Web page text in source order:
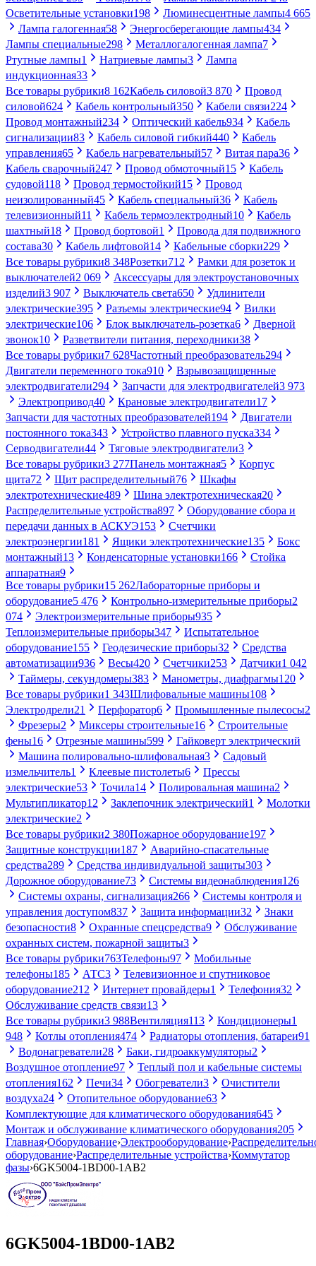
Осветительные установки198 Люминесцентные лампы4 665
Лампа галогенная58 Энергосберегающие лампы434
Лампы специальные298 Металлогалогенная лампа7
Ртутные лампы1 Натриевые лампы3
Лампа
индукционная33
Все товары рубрики8 162Кабель силовой3 870
Провод
силовой624 Кабель контрольный350 Кабели связи224
Провод монтажный234 Оптический кабель934
Кабель
сигнализации83 Кабель силовой гибкий440
Кабель
управления65 Кабель нагревательный57 Витая пара36
Кабель сварочный247 Провод обмоточный15
Кабель
судовой118 Провод термостойкий15
Провод
неизолированный45 Кабель специальный36
Кабель
телевизионный11 Кабель термоэлектродный10
Кабель
шахтный18 Провод бортовой1
Провода для подвижного
состава30 Кабель лифтовой14 Кабельные сборки229
Все товары рубрики8 348Розетки712
Рамки для розеток и
выключателей2 069
Аксессуары для электроустановочных
изделий3 907 Выключатель света650
Удлинители
электрические395 Разъемы электрические94
Вилки
электрические106 Блок выключатель-розетка6
Дверной
звонок10 Разветвители питания, переходники38
Все товары рубрики7 628Частотный преобразователь294
Двигатели переменного тока910
Взрывозащищенные
электродвигатели294 Запчасти для электродвигателей3 973
Электропривод40 Крановые электродвигатели17
Запчасти для частотных преобразователей194
Двигатели
постоянного тока343 Устройство плавного пуска334
Серводвигатели44 Тяговые электродвигатели3
Все товары рубрики3 277Панель монтажная5
Корпус
щита72 Щит распределительный76
Шкафы
электротехнические489 Шина электротехническая20
Распределительные устройства897
Оборудование сбора и
передачи данных в АСКУЭ153
Счетчики
электроэнергии181 Ящики электротехнические135
Бокс
монтажный13 Конденсаторные установки166
Стойка
аппаратная9
Все товары рубрики15 262Лабораторные приборы и
оборудование5 476 Контрольно-измерительные приборы2
074
Электроизмерительные приборы935
Теплоизмерительные приборы347
Испытательное
оборудование155 Геодезические приборы32
Средства
автоматизации936 Весы420 Счетчики253 Датчики1 042
Таймеры, секундомеры383 Манометры, диафрагмы120
Все товары рубрики1 343Шлифовальные машины108
Электродрели21 Перфоратор6 Промышленные пылесосы2
Фрезеры2 Миксеры строительные16
Строительные
фены16 Отрезные машины599
Гайковерт электрический
Машина полировально-шлифовальная3
Садовый
измельчитель1 Клеевые пистолеты6
Прессы
электрические53 Точила14 Полировальная машина2
Мультипликатор12 Заклепочник электрический1
Молотки
электрические2
Все товары рубрики2 380Пожарное оборудование197
Защитные конструкции187
Аварийно-спасательные
средства289 Средства индивидуальной защиты303
Дорожное оборудование73 Системы видеонаблюдения126
Системы охраны, сигнализация266
Системы контроля и
управления доступом837 Защита информации32
Знаки
безопасности8 Охранные спецсредства9
Обслуживание
охранных систем, пожарной защиты3
Все товары рубрики763Телефоны97
Мобильные
телефоны185 АТС3
Телевизионное и спутниковое
оборудование212 Интернет провайдеры1 Телефония32
Обслуживание средств связи13
Все товары рубрики3 988Вентиляция113 Кондиционеры1
948
Котлы отопления474 Радиаторы отопления, батареи91
Водонагреватели28 Баки, гидроаккумуляторы2
Воздушное отопление97
Теплый пол и кабельные системы
отопления162 Печи34 Обогреватели3
Очистители
воздуха24 Отопительное оборудование63
Комплектующие для климатического оборудования645
Монтаж и обслуживание климатического оборудования205
Главная›Оборудование›Электрооборудование›
оборудование›Распределительные устройства›Коммутатор
фазы›6GK5004-1BD00-1AB2
6GK5004-1BD00-1AB2